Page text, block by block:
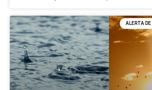
ALERTA